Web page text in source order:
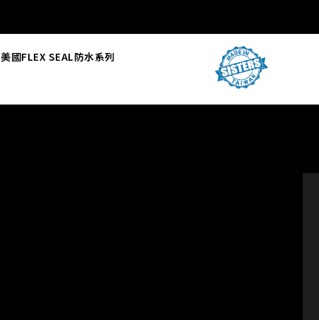
美國FLEX SEAL防水系列